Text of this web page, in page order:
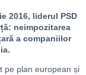
2016, liderul PSD
neimpozitarea
a companiilor
pe plan european și